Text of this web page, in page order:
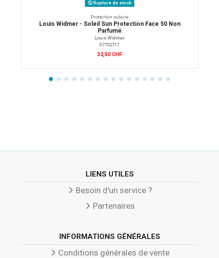
Rupture de stock
Protection solaire
Louis Widmer - Soleil Sun Protection Face 50 Non
Parfumé
Louis Widmer
07752717
32,50 CHF
LIENS UTILES
Besoin d'un service ?
Partenaires
INFORMATIONS GÉNÉRALES
Conditions générales de vente